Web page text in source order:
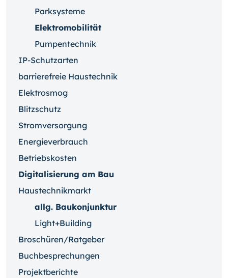
Parksysteme
Elektromobilität
Pumpentechnik
IP-Schutzarten
barrierefreie Haustechnik
Elektrosmog
Blitzschutz
Stromversorgung
Energieverbrauch
Betriebskosten
Digitalisierung am Bau
Haustechnikmarkt
allg. Baukonjunktur
Light+Building
Broschüren/Ratgeber
Buchbesprechungen
Projektberichte